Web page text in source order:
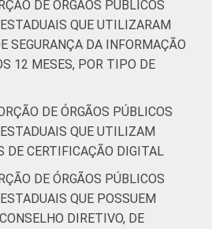
DE ÓRGÃOS PÚBLICOS
QUE UTILIZARAM
SEGURANÇA DA INFORMAÇÃO
12 MESES, POR TIPO DE
DE ÓRGÃOS PÚBLICOS
QUE UTILIZAM
DE CERTIFICAÇÃO DIGITAL
DE ÓRGÃOS PÚBLICOS
QUE POSSUEM
DIRETIVO, DE